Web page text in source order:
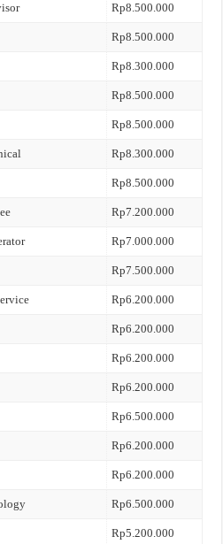
Rp8.500.000
Rp8.500.000
Rp8.300.000
Rp8.500.000
Rp8.500.000
Rp8.300.000
Rp8.500.000
Rp7.200.000
Rp7.000.000
Rp7.500.000
Rp6.200.000
Rp6.200.000
Rp6.200.000
Rp6.200.000
Rp6.500.000
Rp6.200.000
Rp6.200.000
Rp6.500.000
Rp5.200.000